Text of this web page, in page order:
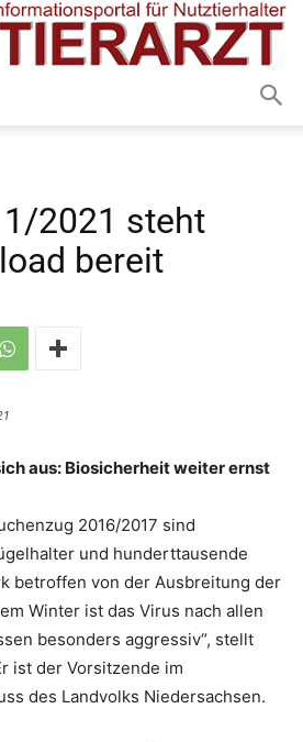
2021 steht
bereit
aus: Biosicherheit weiter ernst
2016/2017 sind
und hunderttausende
betroffen von der Ausbreitung der
Winter ist das Virus nach allen
besonders aggressiv“, stellt
ist der Vorsitzende im
des Landvolks Niedersachsen.